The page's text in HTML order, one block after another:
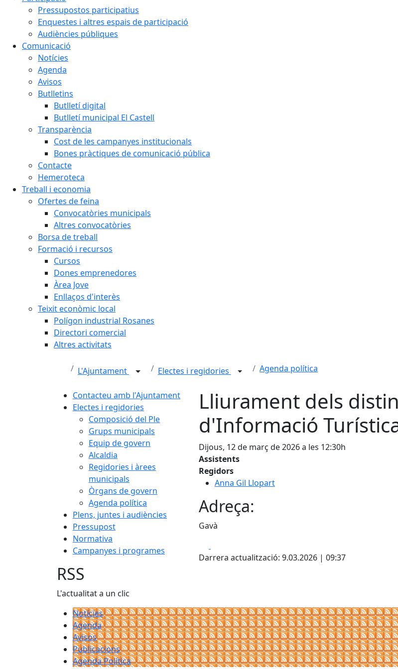
Pressupostos participatius
Enquestes i altres espais de participació
Audiències públiques
Comunicació
Notícies
Agenda
Avisos
Butlletins
Butlletí digital
Butlletí municipal El Castell
Transparència
Cost de les campanyes institucionals
Bones pràctiques de comunicació pública
Contacte
Hemeroteca
Treball i economia
Ofertes de feina
Convocatòries municipals
Altres convocatòries
Borsa de treball
Formació i recursos
Cursos
Dones emprenedores
Àrea Jove
Enllaços d'interès
Teixit econòmic local
Polígon industrial Rosanes
Directori comercial
Altres activitats
L'Ajuntament Electes i regidories Agenda política
Contacteu amb l'Ajuntament
Electes i regidories
Composició del Ple
Grups municipals
Equip de govern
Alcaldia
Regidories i àrees
municipals
Òrgans de govern
Agenda política
Plens, juntes i audiències
Pressupost
Normativa
Campanyes i programes
Lliurament dels
d'Informació
Dijous, 12 de març de 2026 a les 12:30h
Assistents
Regidors
Anna Gil Llopart
Adreça:
Gavà
Darrera actualització: 9.03.2026 | 09:37
RSS
L'actualitat a un clic
Notícies
Agenda
Avisos
Publicacions
Agenda Política